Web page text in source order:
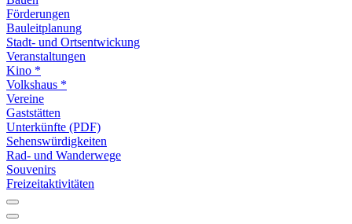
Förderungen
Bauleitplanung
Stadt- und Ortsentwickung
Veranstaltungen
Kino *
Volkshaus *
Vereine
Gaststätten
Unterkünfte (PDF)
Sehenswürdigkeiten
Rad- und Wanderwege
Souvenirs
Freizeitaktivitäten